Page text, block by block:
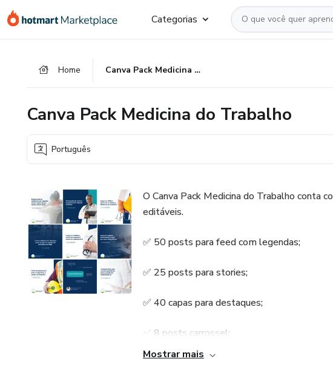
para
para
para
Categorias
Home Canva Pack Medicina do Trabalho
Canva Pack Medicina do Trabalho
Português
O Canva Pack Medicina do Trabalho conta
editáveis.
✅ 50 posts para feed com legendas;
✅ 25 posts para stories;
✅ 40 capas para destaques;
✅ 8 posts carrossel;
Mostrar mais